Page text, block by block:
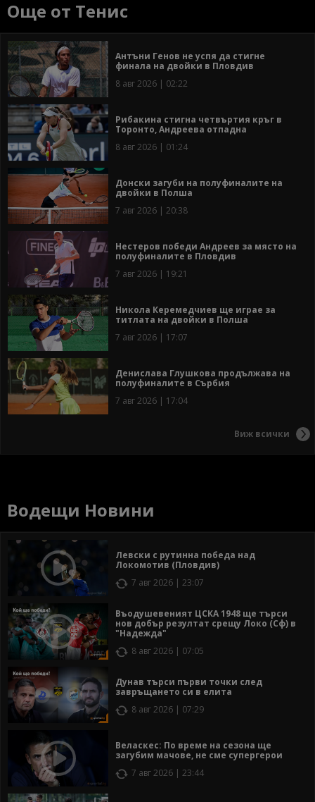
Още от Тенис
Антъни Генов не успя да стигне
финала на двойки в Пловдив
8 авг 2026 | 02:22
Рибакина стигна четвъртия кръг в
Торонто, Андреева отпадна
8 авг 2026 | 01:24
Донски загуби на полуфиналите на
двойки в Полша
7 авг 2026 | 20:38
Нестеров победи Андреев за място на
полуфиналите в Пловдив
7 авг 2026 | 19:21
Никола Керемедчиев ще играе за
титлата на двойки в Полша
7 авг 2026 | 17:07
Денислава Глушкова продължава на
полуфиналите в Сърбия
7 авг 2026 | 17:04
Виж всички
Водещи Новини
Левски с рутинна победа над
Локомотив (Пловдив)
7 авг 2026 | 23:07
Въодушевеният ЦСКА 1948 ще търси
нов добър резултат срещу Локо (Сф) в
"Надежда"
8 авг 2026 | 07:05
Дунав търси първи точки след
завръщането си в елита
8 авг 2026 | 07:29
Веласкес: По време на сезона ще
загубим мачове, не сме супергерои
7 авг 2026 | 23:44